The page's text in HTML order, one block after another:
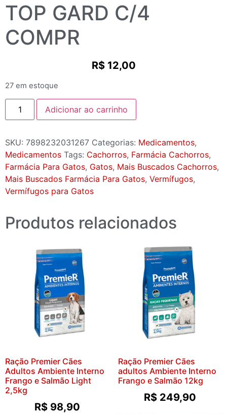
TOP GARD C/4
COMPR
R$12,00
27 em estoque
Adicionar ao carrinho
SKU: 7898232031267 Categorias: Medicamentos,
Medicamentos Tags: Cachorros, Farmácia Cachorros,
Farmácia Para Gatos, Gatos, Mais Buscados Cachorros,
Mais Buscados Farmácia Para Gatos, Vermífugos,
Vermífugos para Gatos
Produtos relacionados
Ração Premier Cães
Adultos Ambiente Interno
Frango e Salmão Light
2,5kg
R$98,90
Ração Premier Cães
adultos Ambiente Interno
Frango e Salmão 12kg
R$249,90